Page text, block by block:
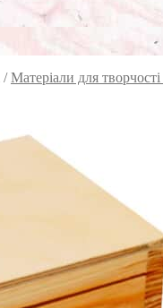
/Матеріали для творчості